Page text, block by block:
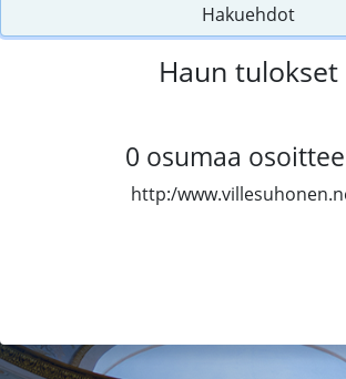
Hakuehdot
Haun tulokset
0 osumaa
http:/